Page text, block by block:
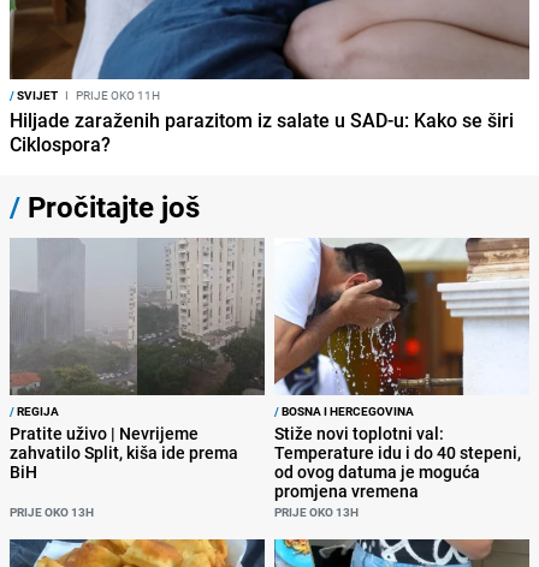
/SVIJET I PRIJE OKO 11H
Hiljade zaraženih parazitom iz salate u SAD-u: Kako se širi
Ciklospora?
/ Pročitajte još
/REGIJA
Pratite uživo | Nevrijeme
zahvatilo Split, kiša ide prema
BiH
PRIJE OKO 13H
/BOSNA I HERCEGOVINA
Stiže novi toplotni val:
Temperature idu i do 40 stepeni,
od ovog datuma je moguća
promjena vremena
PRIJE OKO 13H